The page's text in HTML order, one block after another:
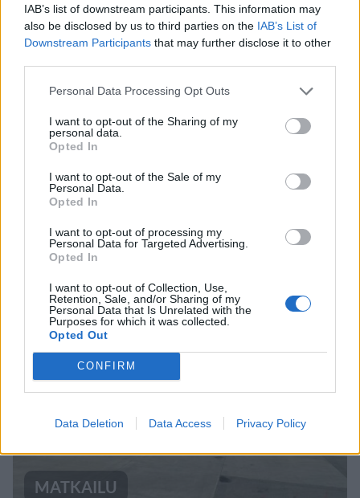
IAB’s list of downstream participants. This information may
also be disclosed by us to third parties on the IAB’s List of
Downstream Participants that may further disclose it to other
Personal Data Processing Opt Outs
I want to opt-out of the Sharing of my
personal data.
Opted In
I want to opt-out of the Sale of my
Personal Data.
Opted In
I want to opt-out of processing my
Personal Data for Targeted Advertising.
Opted In
I want to opt-out of Collection, Use,
Retention, Sale, and/or Sharing of my
Personal Data that Is Unrelated with the
Purposes for which it was collected.
Opted Out
CONFIRM
Data Deletion Data Access Privacy Policy
Staran luetuimmat
1
UUTISET
Leskeneläke ei kuulu kaikille –
Kela muistuttaa tärkeästä
ikärajasta
2
MATKAILU